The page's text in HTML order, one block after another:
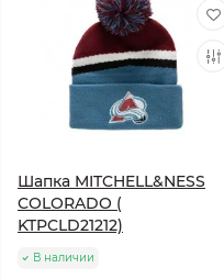
Шапка MITCHELL&NESS
COLORADO (
KTPCLD21212)
В наличии